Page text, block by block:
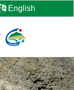
English